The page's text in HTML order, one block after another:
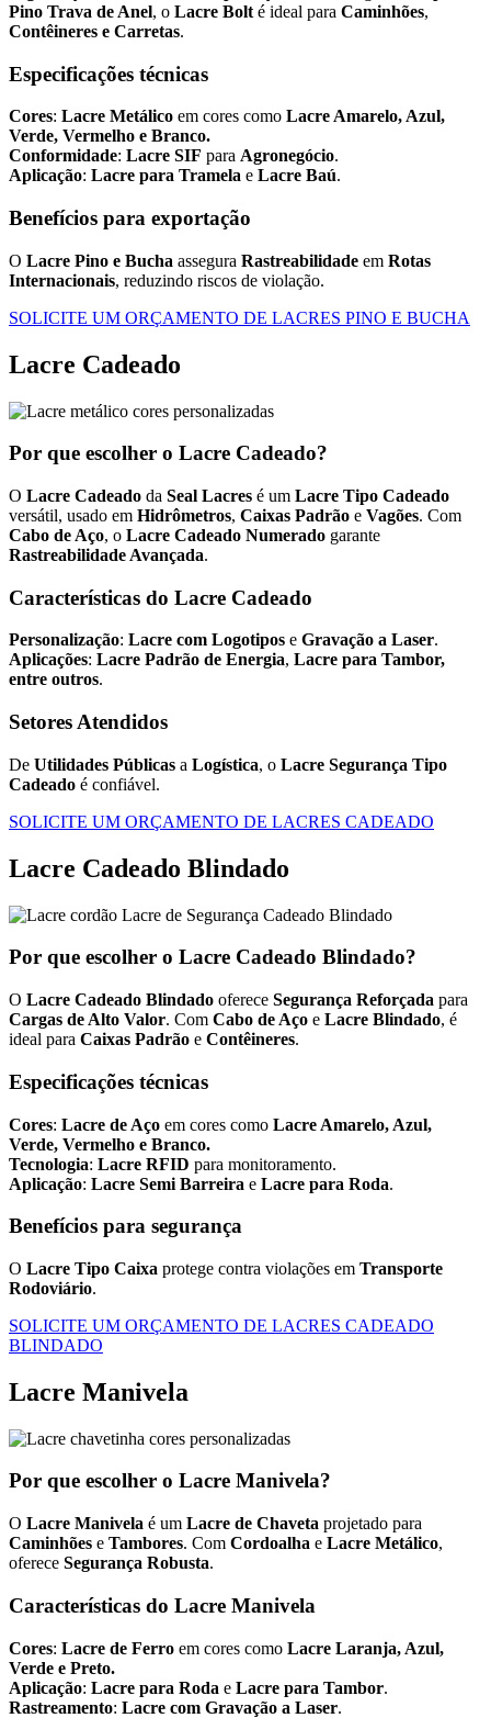
Pino Trava de Anel, o Lacre Bolt é ideal para Caminhões,
Contêineres e Carretas.
Especificações técnicas
Cores: Lacre Metálico em cores como Lacre Amarelo, Azul,
Verde, Vermelho e Branco.
Conformidade: Lacre SIF para Agronegócio.
Aplicação: Lacre para Tramela e Lacre Baú.
Benefícios para exportação
O Lacre Pino e Bucha assegura Rastreabilidade em Rotas
Internacionais, reduzindo riscos de violação.
SOLICITE UM ORÇAMENTO DE LACRES PINO E BUCHA
Lacre Cadeado
Por que escolher o Lacre Cadeado?
O Lacre Cadeado da Seal Lacres é um Lacre Tipo Cadeado
versátil, usado em Hidrômetros, Caixas Padrão e Vagões. Com
Cabo de Aço, o Lacre Cadeado Numerado garante
Rastreabilidade Avançada.
Características do Lacre Cadeado
Personalização: Lacre com Logotipos e Gravação a Laser.
Aplicações: Lacre Padrão de Energia, Lacre para Tambor,
entre outros.
Setores Atendidos
De Utilidades Públicas a Logística, o Lacre Segurança Tipo
Cadeado é confiável.
SOLICITE UM ORÇAMENTO DE LACRES CADEADO
Lacre Cadeado Blindado
Por que escolher o Lacre Cadeado Blindado?
O Lacre Cadeado Blindado oferece Segurança Reforçada para
Cargas de Alto Valor. Com Cabo de Aço e Lacre Blindado, é
ideal para Caixas Padrão e Contêineres.
Especificações técnicas
Cores: Lacre de Aço em cores como Lacre Amarelo, Azul,
Verde, Vermelho e Branco.
Tecnologia: Lacre RFID para monitoramento.
Aplicação: Lacre Semi Barreira e Lacre para Roda.
Benefícios para segurança
O Lacre Tipo Caixa protege contra violações em Transporte
Rodoviário.
SOLICITE UM ORÇAMENTO DE LACRES CADEADO
BLINDADO
Lacre Manivela
Por que escolher o Lacre Manivela?
O Lacre Manivela é um Lacre de Chaveta projetado para
Caminhões e Tambores. Com Cordoalha e Lacre Metálico,
oferece Segurança Robusta.
Características do Lacre Manivela
Cores: Lacre de Ferro em cores como Lacre Laranja, Azul,
Verde e Preto.
Aplicação: Lacre para Roda e Lacre para Tambor.
Rastreamento: Lacre com Gravação a Laser.